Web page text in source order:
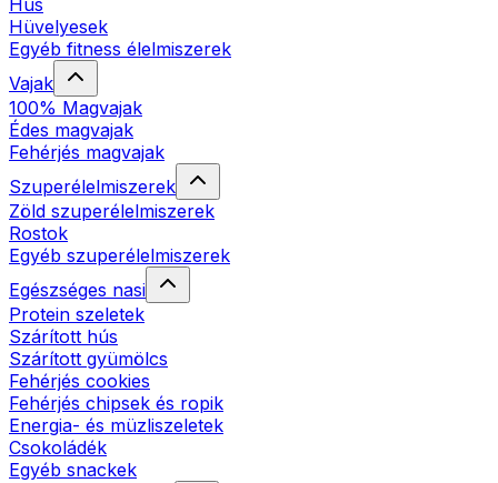
Hús
Hüvelyesek
Egyéb fitness élelmiszerek
Vajak
100% Magvajak
Édes magvajak
Fehérjés magvajak
Szuperélelmiszerek
Zöld szuperélelmiszerek
Rostok
Egyéb szuperélelmiszerek
Egészséges nasi
Protein szeletek
Szárított hús
Szárított gyümölcs
Fehérjés cookies
Fehérjés chipsek és ropik
Energia- és müzliszeletek
Csokoládék
Egyéb snackek